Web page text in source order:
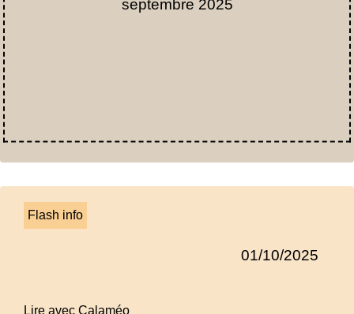
septembre 2025
Flash info
01/10/2025
Lire avec Calaméo